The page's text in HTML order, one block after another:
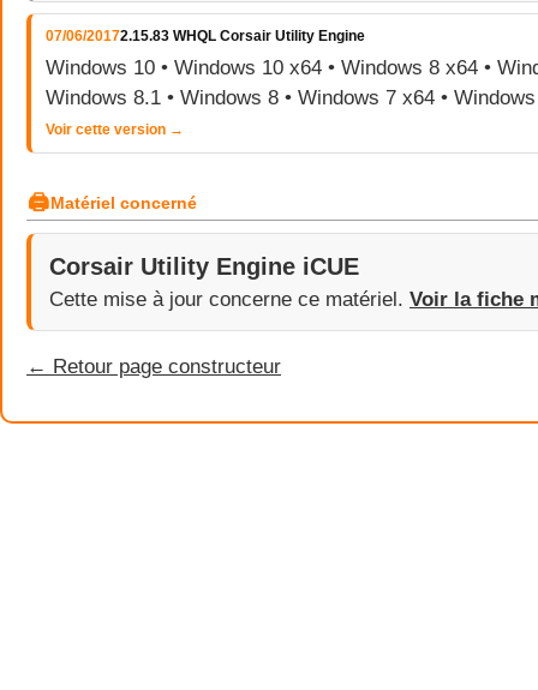
07/06/20172.15.83 WHQL Corsair Utility Engine
Windows 10 • Windows 10 x64 • Windows 8 x64 •
Windows 8.1 • Windows 8 • Windows 7 x64 •
Voir cette version →
🖨Matériel concerné
Corsair Utility Engine iCUE
Cette mise à jour concerne ce matériel. Voir la fiche
← Retour page constructeur